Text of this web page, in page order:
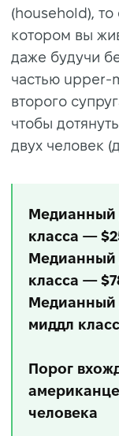
(household),
котором вы
даже будучи
частью upper-
второго
чтобы
двух человек
Медианный
класса —
Медианный
класса —
Медианный
миддл
Порог
человека